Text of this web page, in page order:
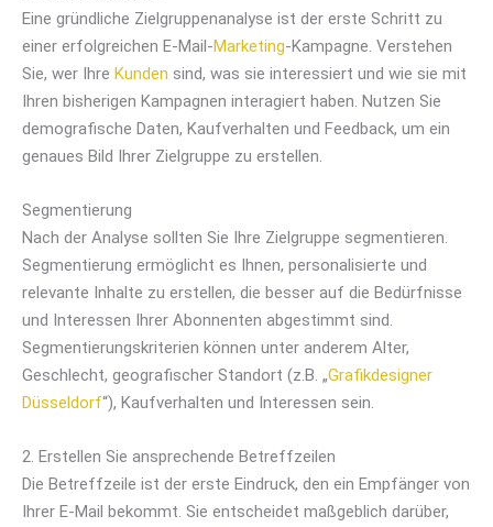
Eine gründliche Zielgruppenanalyse ist der erste Schritt zu
einer erfolgreichen E-Mail-Marketing-Kampagne. Verstehen
Sie, wer Ihre Kunden sind, was sie interessiert und wie sie mit
Ihren bisherigen Kampagnen interagiert haben. Nutzen Sie
demografische Daten, Kaufverhalten und Feedback, um ein
genaues Bild Ihrer Zielgruppe zu erstellen.
Segmentierung
Nach der Analyse sollten Sie Ihre Zielgruppe segmentieren.
Segmentierung ermöglicht es Ihnen, personalisierte und
relevante Inhalte zu erstellen, die besser auf die Bedürfnisse
und Interessen Ihrer Abonnenten abgestimmt sind.
Segmentierungskriterien können unter anderem Alter,
Geschlecht, geografischer Standort (z.B. „Grafikdesigner
Düsseldorf“), Kaufverhalten und Interessen sein.
2. Erstellen Sie ansprechende Betreffzeilen
Die Betreffzeile ist der erste Eindruck, den ein Empfänger von
Ihrer E-Mail bekommt. Sie entscheidet maßgeblich darüber,